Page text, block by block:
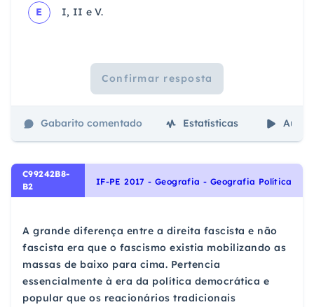
E I, II e V.
Confirmar resposta
Gabarito comentado Estatísticas Aulas
C99242B8-
B2
IF-PE 2017 - Geografia - Geografia Política
A grande diferença entre a direita fascista e não
fascista era que o fascismo existia mobilizando as
massas de baixo para cima. Pertencia
essencialmente à era da política democrática e
popular que os reacionários tradicionais